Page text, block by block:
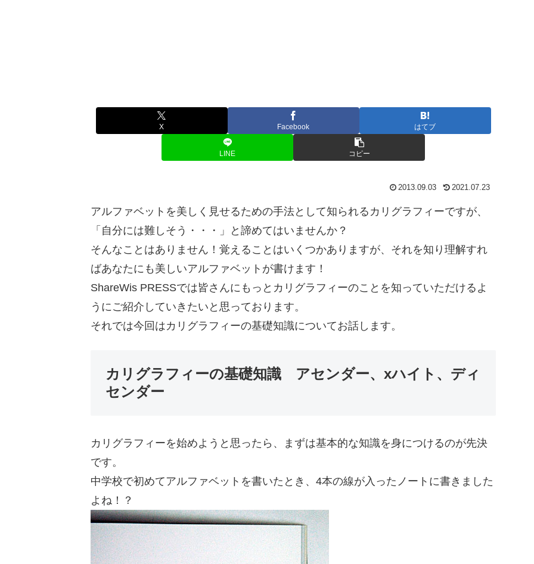
X Facebook はてブ
LINE コピー
2013.09.03 2021.07.23
アルファベットを美しく見せるための手法として知られるカリグラフィーですが、
「自分には難しそう・・・」と諦めてはいませんか？
そんなことはありません！覚えることはいくつかありますが、それを知り理解すれ
ばあなたにも美しいアルファベットが書けます！
ShareWis PRESSでは皆さんにもっとカリグラフィーのことを知っていただけるよ
うにご紹介していきたいと思っております。
それでは今回はカリグラフィーの基礎知識についてお話します。
カリグラフィーの基礎知識 アセンダー、xハイト、ディ
センダー
カリグラフィーを始めようと思ったら、まずは基本的な知識を身につけるのが先決
です。
中学校で初めてアルファベットを書いたとき、4本の線が入ったノートに書きました
よね！？